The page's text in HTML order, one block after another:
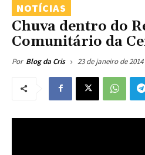
NOTÍCIAS
Chuva dentro do
Comunitário da
Por Blog da Cris 23 de janeiro de 2014